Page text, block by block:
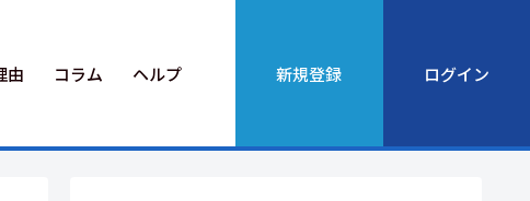
由 コラム ヘルプ 新規登録 ログイン